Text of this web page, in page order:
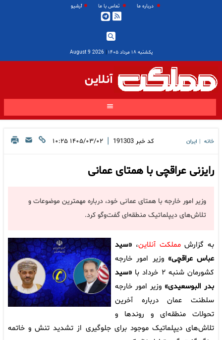
درباره ما تماس با ما آرشیو
یکشنبه ۱۸ مرداد ۱۴۰۵ |
2026 August 9
آنلاین
خانه ایران کد خبر 191303
| ۱۴۰۵/۰۳/۰۲ ۱۰:۲۵
رایزنی عراقچی با همتای عمانی
وزیر امور خارجه با همتای عمانی خود، درباره مهمترین موضوعات و
تلاش‌های دیپلماتیک منطقه‌ای گفت‌وگو کرد.
به گزارشمملکت آنلاین، «سید
عباس عراقچی» وزیر امور خارجه
کشورمان شنبه ۲ خرداد با
«سید
بدر البوسعیدی» وزیر امور خارجه
سلطنت عمان درباره آخرین
تحولات منطقه‌ای و روندها و
تلاش‌های دیپلماتیک موجود برای جلوگیری از تشدید تنش و خاتمه